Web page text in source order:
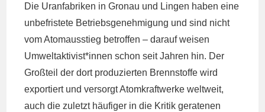
Die Uranfabriken in Gronau und Lingen haben eine
unbefristete Betriebsgenehmigung und sind nicht
vom Atomausstieg betroffen – darauf weisen
Umweltaktivist*innen schon seit Jahren hin. Der
Großteil der dort produzierten Brennstoffe wird
exportiert und versorgt Atomkraftwerke weltweit,
auch die zuletzt häufiger in die Kritik geratenen